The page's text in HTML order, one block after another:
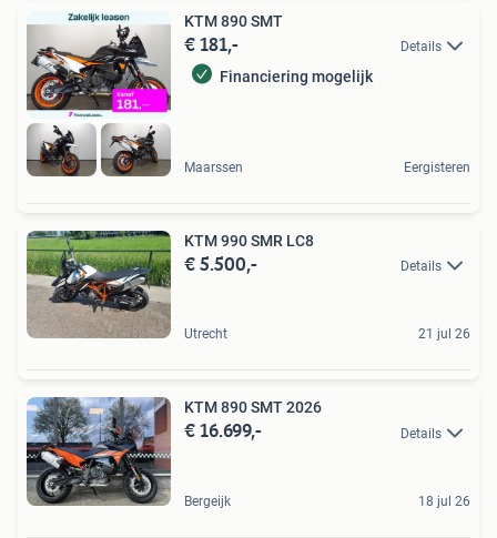
KTM 890 SMT
€ 181,- Details
Financiering mogelijk
Maarssen Eergisteren
KTM 990 SMR LC8
€ 5.500,- Details
Utrecht 21 jul 26
KTM 890 SMT 2026
€ 16.699,- Details
Bergeijk 18 jul 26